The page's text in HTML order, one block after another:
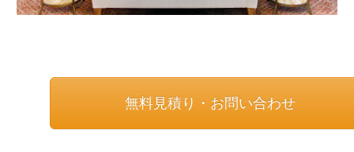
無料見積り・お問い合わせ